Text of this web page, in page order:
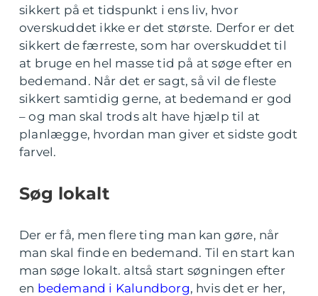
sikkert på et tidspunkt i ens liv, hvor
overskuddet ikke er det største. Derfor er det
sikkert de færreste, som har overskuddet til
at bruge en hel masse tid på at søge efter en
bedemand. Når det er sagt, så vil de fleste
sikkert samtidig gerne, at bedemand er god
– og man skal trods alt have hjælp til at
planlægge, hvordan man giver et sidste godt
farvel.
Søg lokalt
Der er få, men flere ting man kan gøre, når
man skal finde en bedemand. Til en start kan
man søge lokalt. altså start søgningen efter
en bedemand i Kalundborg, hvis det er her,